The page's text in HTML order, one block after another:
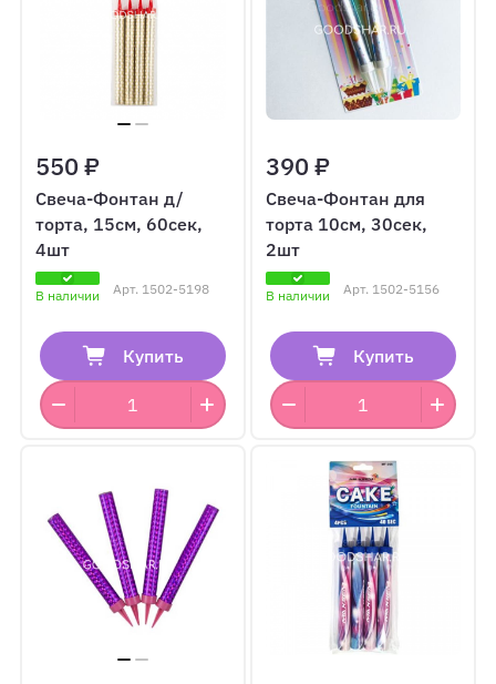
550 ₽
Свеча-Фонтан д/
торта, 15см, 60сек,
4шт
В наличии Арт. 1502-5198
Купить
390 ₽
Свеча-Фонтан для
торта 10см, 30сек,
2шт
В наличии Арт. 1502-5156
Купить